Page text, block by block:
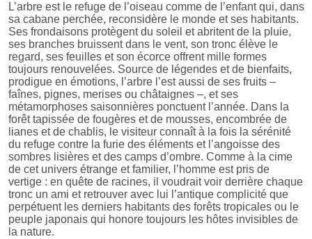
L’arbre est le refuge de l’oiseau comme de l’enfant qui, dans
sa cabane perchée, reconsidère le monde et ses habitants.
Ses frondaisons protègent du soleil et abritent de la pluie,
ses branches bruissent dans le vent, son tronc élève le
regard, ses feuilles et son écorce offrent mille formes
toujours renouvelées. Source de légendes et de bienfaits,
prodigue en émotions, l’arbre l’est aussi de ses fruits –
faînes, pignes, merises ou châtaignes –, et ses
métamorphoses saisonnières ponctuent l’année. Dans la
forêt tapissée de fougères et de mousses, encombrée de
lianes et de chablis, le visiteur connaît à la fois la sérénité
du refuge contre la furie des éléments et l’angoisse des
sombres lisières et des camps d’ombre. Comme à la cime
de cet univers étrange et familier, l’homme est pris de
vertige : en quête de racines, il voudrait voir derrière chaque
tronc un ami et retrouver avec lui l’antique complicité que
perpétuent les derniers habitants des forêts tropicales ou le
peuple japonais qui honore toujours les hôtes invisibles de
la nature.